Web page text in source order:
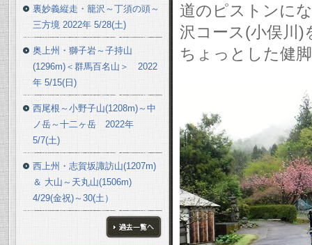
道のピストンに
沢コース(小俣川)
ちょっとした健
裏妙義縦走・籠沢～丁須の頭～
三方境 2022年 5/28(土)
奥上州・獅子岩～子持山
(1296m)＜群馬百名山＞ 2022
年 5/15(日)
西尾根～小野子山(1208m)～中
ノ岳～十二ヶ岳 2022年
5/7(土)
西上州・志賀坂諏訪山(1207m)
＆ 大山～天丸山(1506m)
4/29(金祝)～30(土）